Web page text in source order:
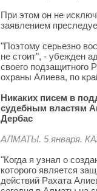
При этом он не
заявлением
"Поэтому серьезно
не стоит", - убежден
своего подзащитного
охраны Алиева, по
Никаких писем в
судебным властям
Дербас
АЛМАТЫ. 5 января.
"Когда я узнал о
которого является
действий Рахата